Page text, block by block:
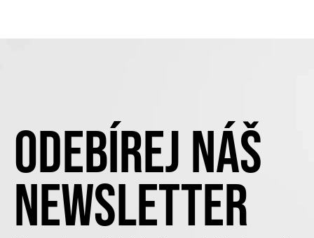
ODEBÍREJ NÁŠ
NEWSLETTER